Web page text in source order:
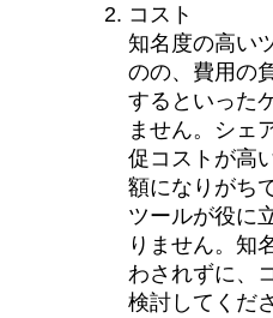
コスト
知名度の高い
のの、費用の
するといった
ません。シェ
促コストが高
額になりがち
ツールが役に
りません。知
わされずに、
検討してくだ